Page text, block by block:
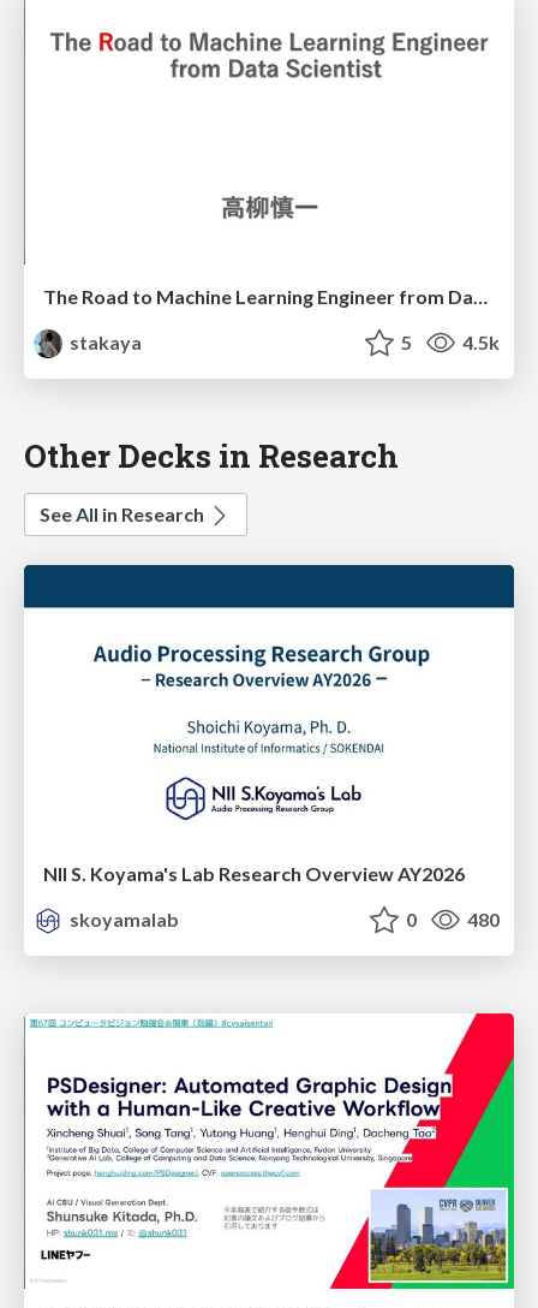
The Road to Machine Learning Engineer from Data Scientist
stakaya
5 4.5k
Other Decks in Research
See All in Research
NII S. Koyama's Lab Research Overview AY2026
skoyamalab
0 480